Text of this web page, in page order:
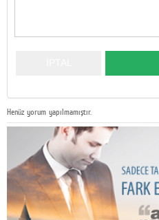
Henüz yorum yapılmamıştır.